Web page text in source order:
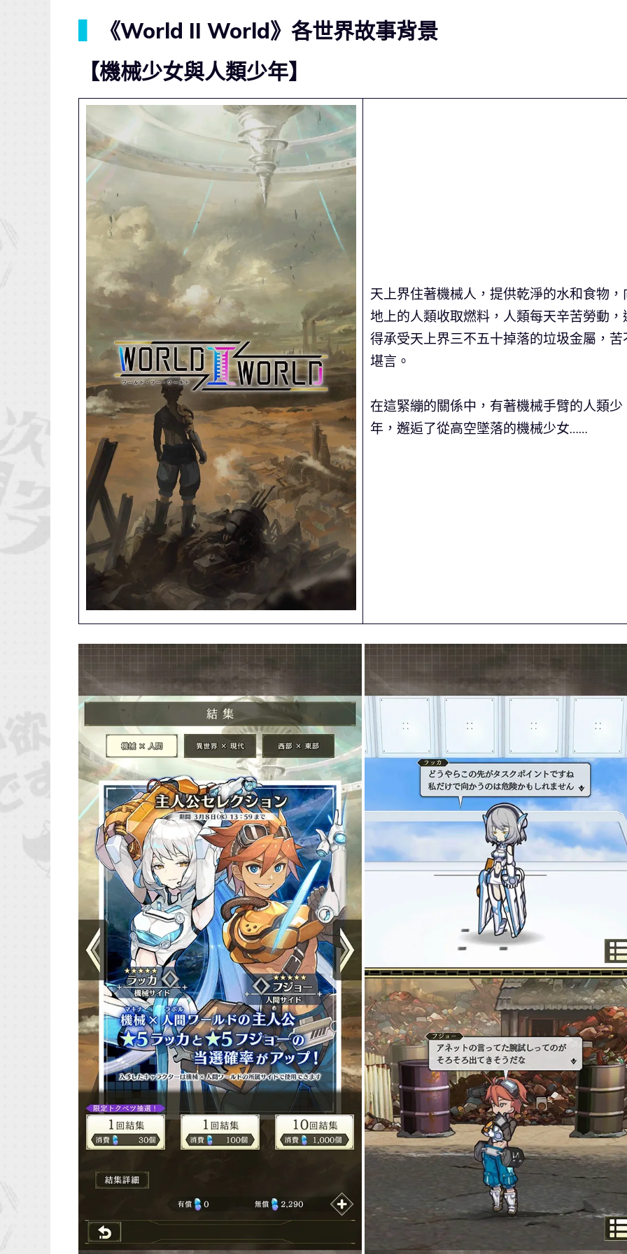
《World II World》各世界故事背景
【機械少女與人類少年】
天上界住著機械人，提供乾淨的水和食物，
地上的人類收取燃料，人類每天辛苦勞動，
得承受天上界三不五十掉落的垃圾金屬，苦
堪言。
在這緊繃的關係中，有著機械手臂的人類少
年，邂逅了從高空墜落的機械少女……